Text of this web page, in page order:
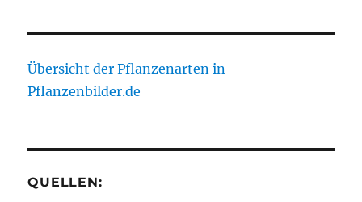
Übersicht der Pflanzenarten in
Pflanzenbilder.de
QUELLEN: